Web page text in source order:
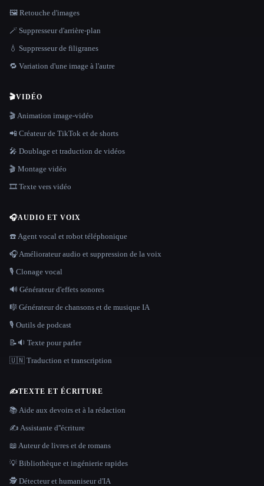
🖼️ Retouche d'images
🪄 Suppresseur d'arrière-plan
💧 Suppresseur de filigranes
🔁 Variation d'une image à l'autre
🎬VIDÉO
🎬 Animation image-vidéo
📲 Créateur de TikTok et de shorts
🎤 Doublage et traduction de vidéos
🎬 Montage vidéo
🎞️ Texte vers vidéo
🎧AUDIO ET VOIX
☎️ Agent vocal et robot téléphonique
🎧 Améliorateur audio et suppression de la voix
🎙️ Clonage vocal
🔊 Générateur d'effets sonores
🎼 Générateur de chansons et de musique IA
🎙️ Outils de podcast
📝🔉 Texte pour parler
🇺🇳 Traduction et transcription
✍️TEXTE ET ÉCRITURE
📚 Aide aux devoirs et à la rédaction
✍️ Assistante d''écriture
📖 Auteur de livres et de romans
💡 Bibliothèque et ingénierie rapides
🕵️ Détecteur et humaniseur d'IA